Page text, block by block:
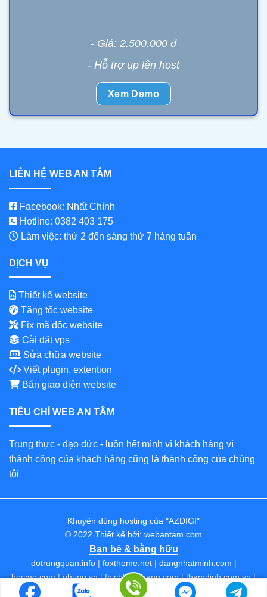
- Giá: 2.500.000 đ
- Hỗ trợ up lên host
Xem Demo
LIÊN HỆ WEB AN TÂM
Facebook: Nhất Chính
Hotline: 0382 403 175
Làm việc: thứ 2 đến sáng thứ 7 hàng tuần
DỊCH VỤ
Thiết kế website
Tăng tốc website
Fix mã độc website
Cài đặt vps
Sửa chữa website
Viết plugin, extention
Bán giao diện website
TIÊU CHÍ WEB AN TÂM
Trung thực - đạo đức - luôn hết mình vì khách hàng vì
thành công của khách hàng cũng là thành công của chúng
tôi
Khuyên dùng hosting của "AZDIGI"
© 2022 Thiết kế bởi: webantam.com
Bạn bè & bằng hữu
dotrungquan.info| foxtheme.net| dangnhatminh.com
hocmo.com|phung.vn|thichlangthang.com|thamdinh.com.vn|
thanhthai.org
wp102.com congdongso.net|damtrungkien.com